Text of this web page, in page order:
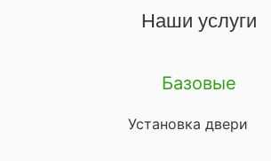
Наши услуги
Базовые
Установка двери